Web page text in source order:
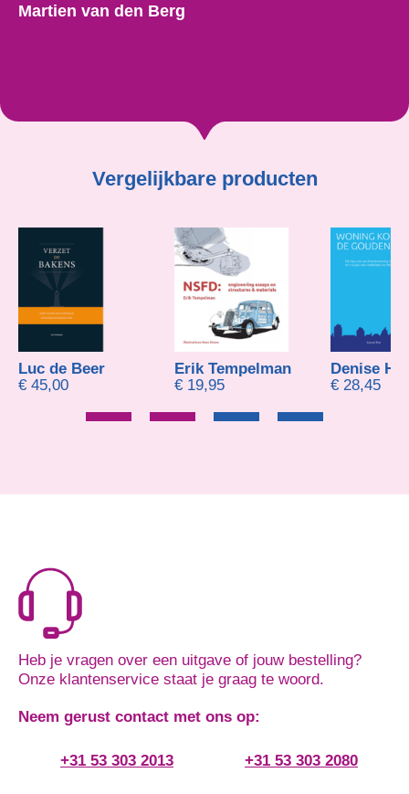
Martien van den Berg
Vergelijkbare producten
Erik Tempelman
€ 19,95
Denise Hietland
€ 28,45
Robin
€ 11,99
Heb je vragen over een uitgave of jouw bestelling?
Onze klantenservice staat je graag te woord.
Neem gerust contact met ons op:
+31 53 303 2013 +31 53 303 2080